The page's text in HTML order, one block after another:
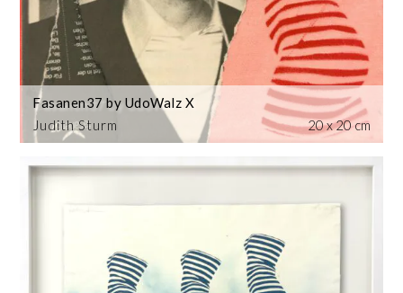
Judith Sturm
Fasanen37 by UdoWalz X
20 x 20 cm